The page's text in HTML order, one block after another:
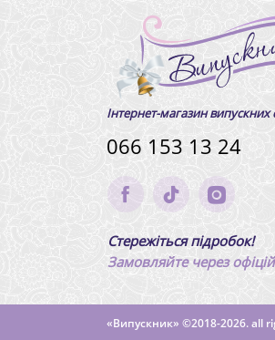
Інтернет-магазин випускних
066 153 13 24
Стережіться підробок!
Замовляйте через
«Випускник» ©2018-2026. all